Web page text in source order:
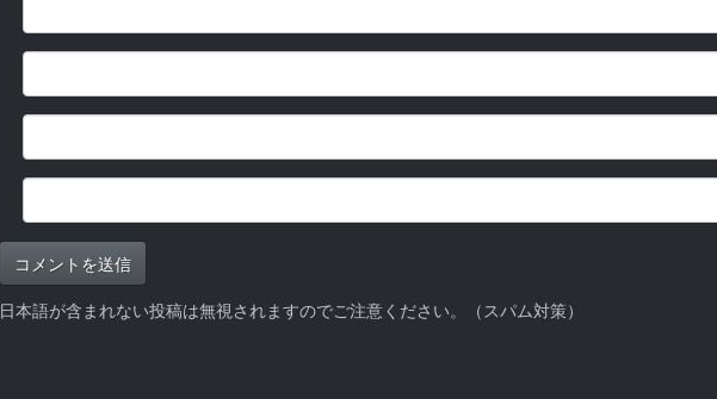
日本語が含まれない投稿は無視されますのでご注意ください。（スパム対策）